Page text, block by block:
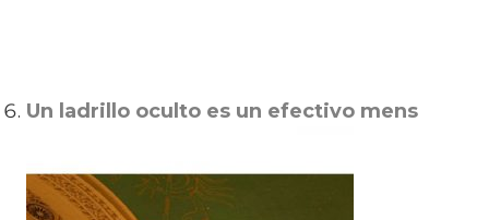
Un ladrillo oculto es un efectivo mens